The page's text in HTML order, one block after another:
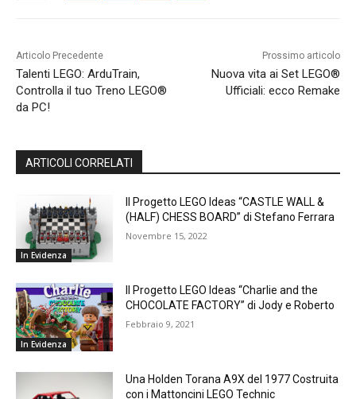
Articolo Precedente
Talenti LEGO: ArduTrain,
Controlla il tuo Treno LEGO®
da PC!
Prossimo articolo
Nuova vita ai Set LEGO®
Ufficiali: ecco Remake
ARTICOLI CORRELATI
In Evidenza
Il Progetto LEGO Ideas “CASTLE WALL &
(HALF) CHESS BOARD” di Stefano Ferrara
Novembre 15, 2022
In Evidenza
Il Progetto LEGO Ideas “Charlie and the
CHOCOLATE FACTORY” di Jody e Roberto
Febbraio 9, 2021
Una Holden Torana A9X del 1977 Costruita
con i Mattoncini LEGO Technic